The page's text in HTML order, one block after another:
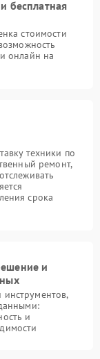
бесплатная
стоимости
онлайн на
техники по
ремонт,
срока
и
и